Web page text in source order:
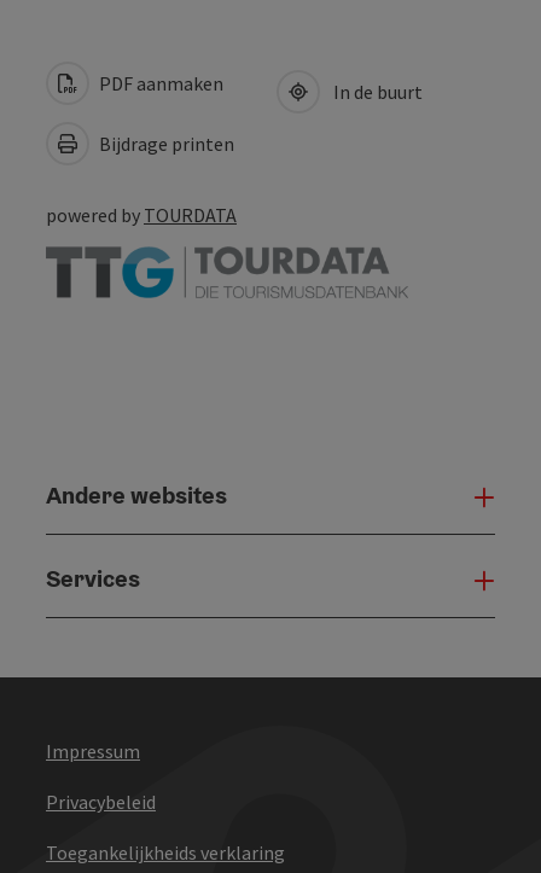
PDF aanmaken
Bijdrage printen
In de buurt
powered by TOURDATA
Andere websites
Services
Impressum
Privacybeleid
Toegankelijkheids verklaring